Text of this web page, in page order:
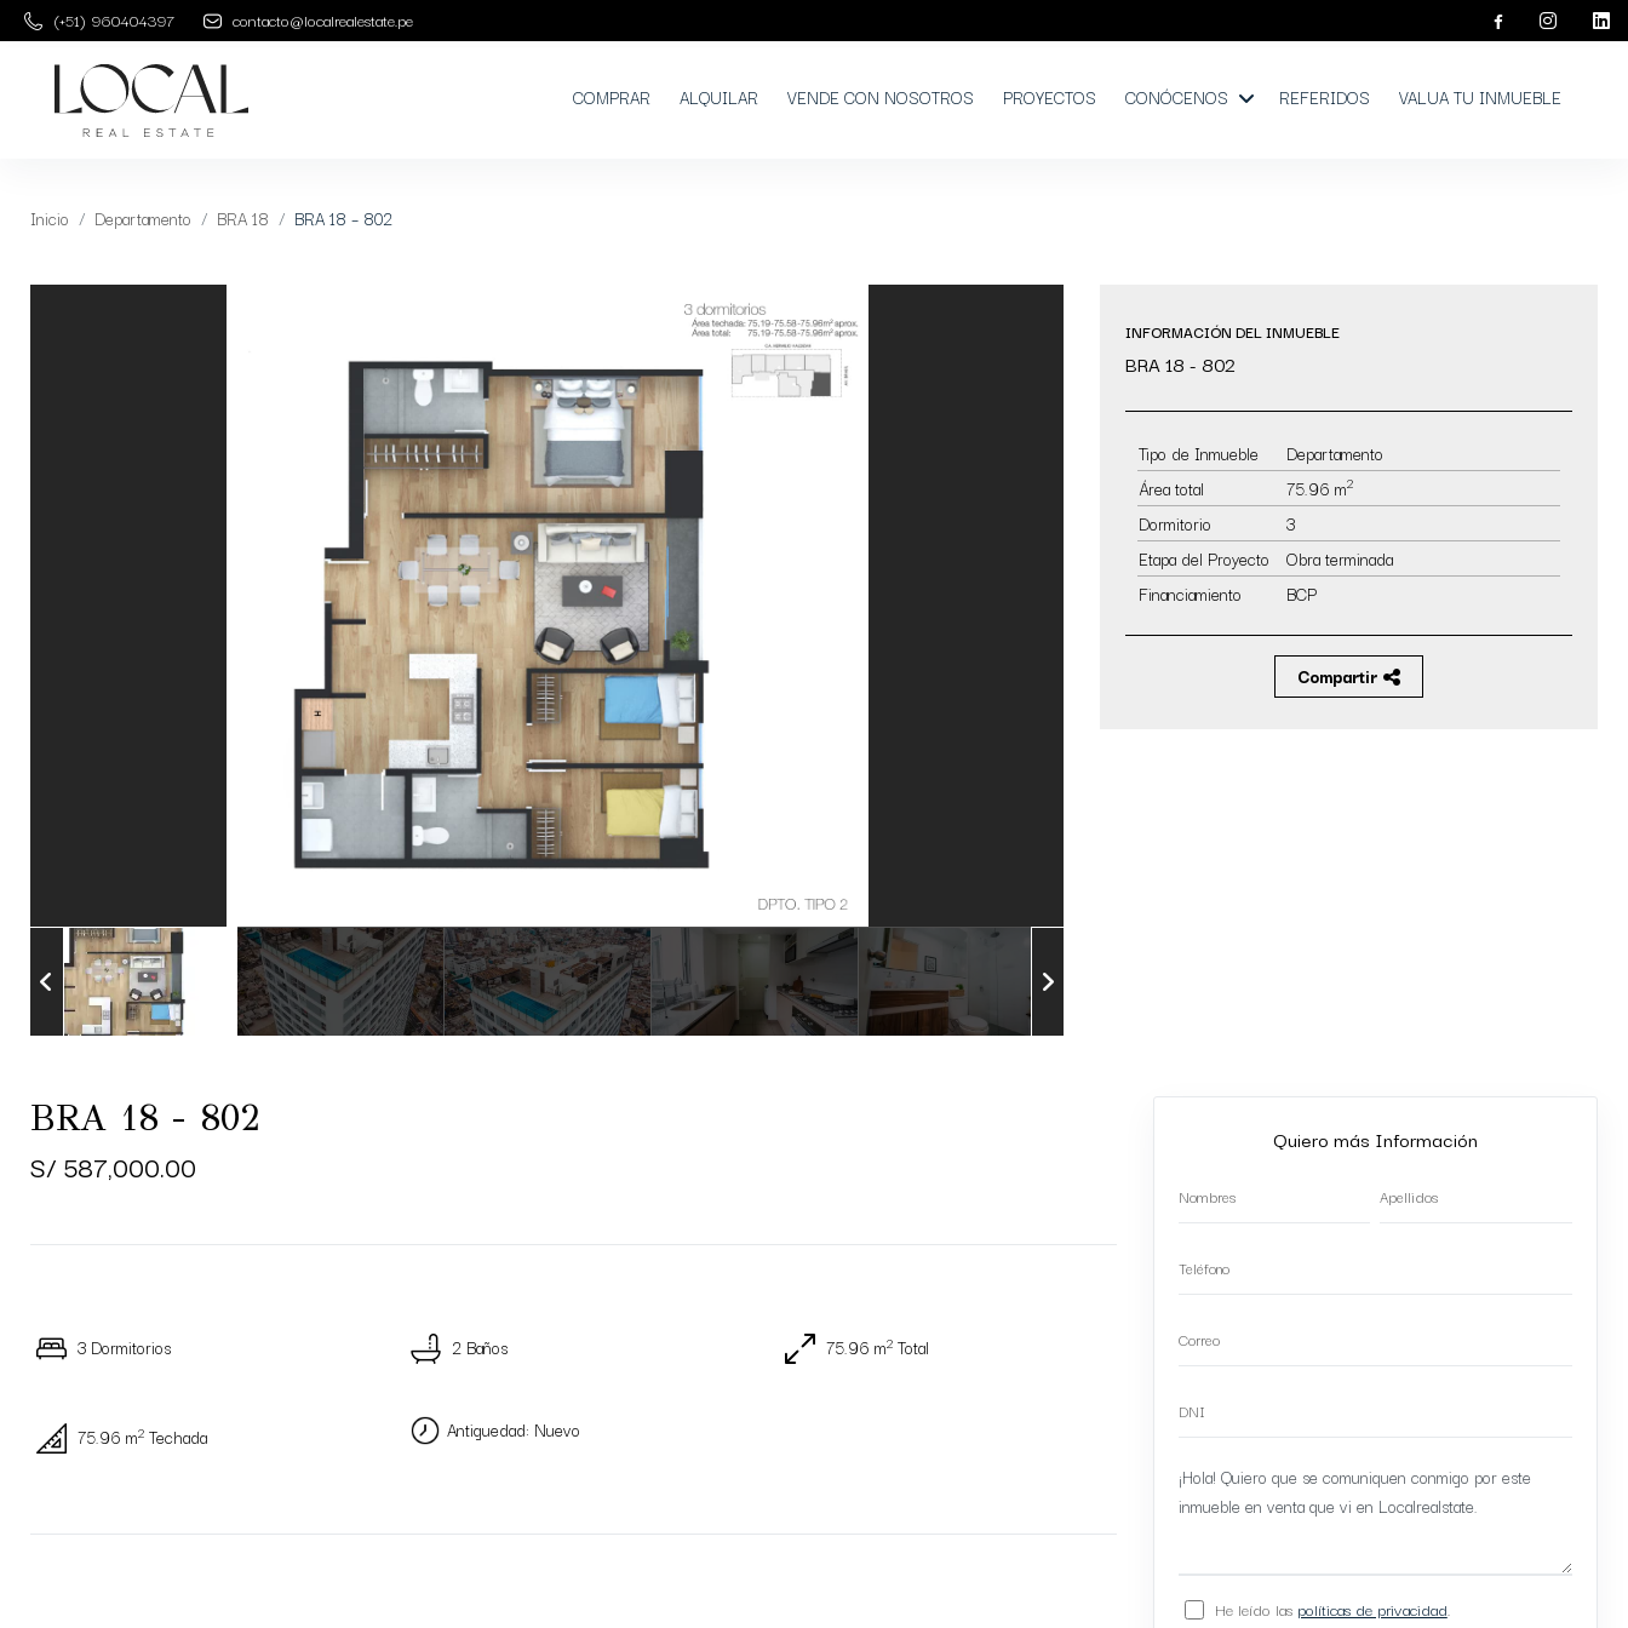
(+51) 960404397 contacto@localrealestate.pe
COMPRAR ALQUILAR VENDE CON NOSOTROS PROYECTOS CONÓCENOS REFERIDOS VALUA TU INMUEBLE
Inicio Departamento BRA 18 BRA 18 – 802
INFORMACIÓN DEL INMUEBLE
BRA 18 - 802
Tipo de Inmueble
Departamento
Área total
75.96 m2
Dormitorio
3
Etapa del Proyecto
Obra terminada
Financiamiento
BCP
Compartir
BRA 18 - 802
S/ 587,000.00
3 Dormitorios 2 Baños 75.96 m2Total
75.96 m2 Techada Antiguedad: Nuevo
Quiero más Información
He leído las políticas de privacidad.